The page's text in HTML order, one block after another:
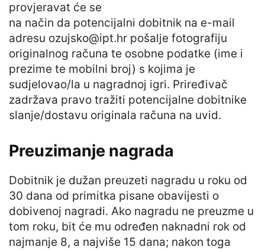
provjeravat će se
na način da potencijalni dobitnik na e-mail
adresu ozujsko@ipt.hr pošalje fotografiju
originalnog računa te osobne podatke (ime i
prezime te mobilni broj) s kojima je
sudjelovao/la u nagradnoj igri. Priređivač
zadržava pravo tražiti potencijalne dobitnike
slanje/dostavu originala računa na uvid.
Preuzimanje nagrada
Dobitnik je dužan preuzeti nagradu u roku od
30 dana od primitka pisane obavijesti o
dobivenoj nagradi. Ako nagradu ne preuzme u
tom roku, bit će mu određen naknadni rok od
najmanje 8, a najviše 15 dana; nakon toga